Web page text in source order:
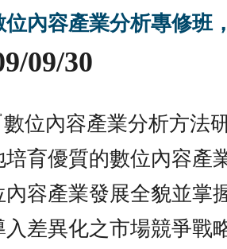
內容產業分析專修班
09/30
位內容產業分析方法
育優質的數位內容產
內容產業發展全貌並掌
差異化之市場競爭戰